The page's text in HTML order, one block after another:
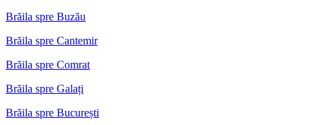
Brăila spre Buzău
Brăila spre Cantemir
Brăila spre Comrat
Brăila spre Galați
Brăila spre București